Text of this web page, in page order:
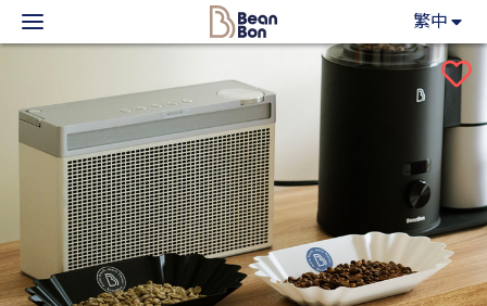
繁中
主力產品
咖啡市集
BeanBon報報
客戶服務